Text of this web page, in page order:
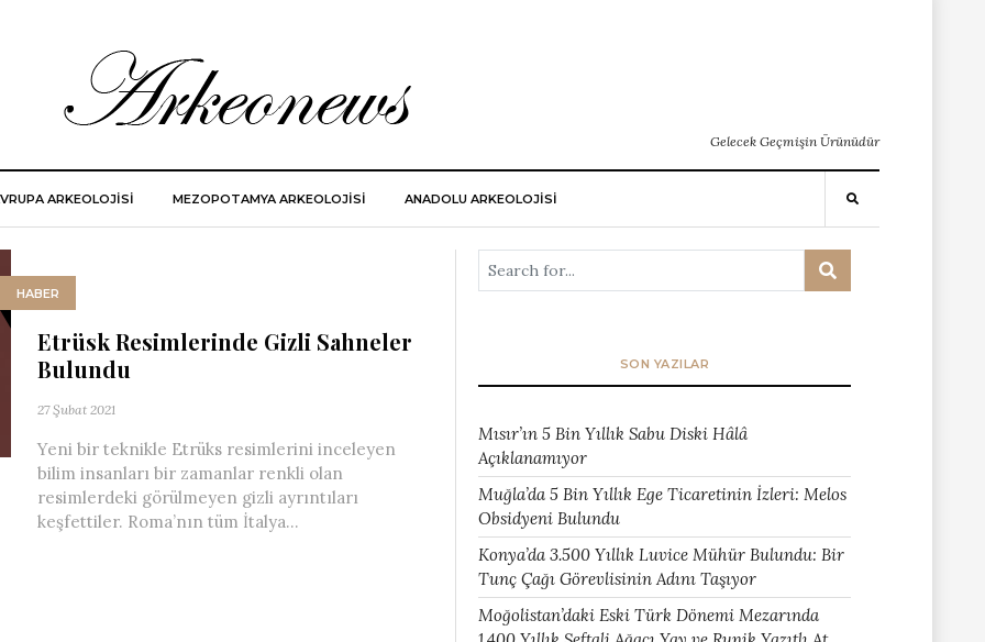
Gelecek Geçmişin Ürünüdür
ARKEOLOJISI MEZOPOTAMYA ARKEOLOJISI ANADOLU ARKEOLOJİSİ
HABER
Etrüsk Resimlerinde Gizli Sahneler
Bulundu
27 Şubat 2021
Yeni bir teknikle Etrüks resimlerini inceleyen
bilim insanları bir zamanlar renkli olan
resimlerdeki görülmeyen gizli ayrıntıları
keşfettiler. Roma’nın tüm İtalya...
SON YAZILAR
Mısır’ın 5 Bin Yıllık Sabu Diski Hâlâ
Açıklanamıyor
Muğla’da 5 Bin Yıllık Ege Ticaretinin İzleri: Melos
Obsidyeni Bulundu
Konya’da 3.500 Yıllık Luvice Mühür Bulundu: Bir
Tunç Çağı Görevlisinin Adını Taşıyor
Moğolistan’daki Eski Türk Dönemi Mezarında